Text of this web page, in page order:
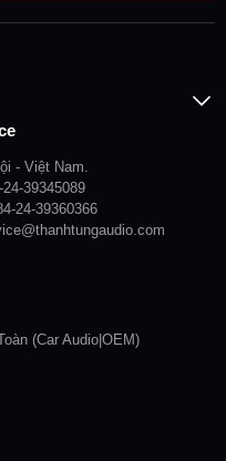
- Việt Nam.
39345089
24-39360366
(Car Audio|OEM)